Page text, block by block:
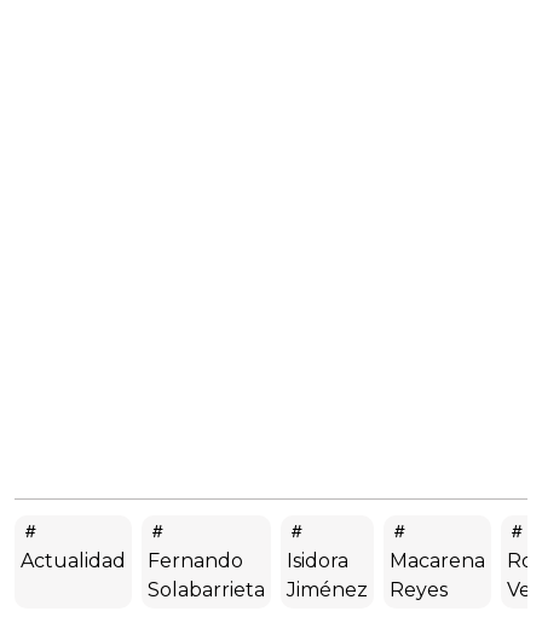
Actualidad
Fernando
Solabarrieta
Isidora
Jiménez
Macarena
Reyes